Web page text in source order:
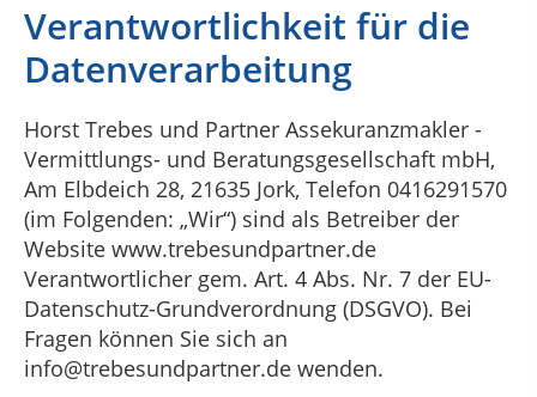
Verantwortlichkeit für die
Datenverarbeitung
Horst Trebes und Partner Assekuranzmakler -
Vermittlungs- und Beratungsgesellschaft mbH,
Am Elbdeich 28, 21635 Jork, Telefon 0416291570
(im Folgenden: „Wir“) sind als Betreiber der
Website www.trebesundpartner.de
Verantwortlicher gem. Art. 4 Abs. Nr. 7 der EU-
Datenschutz-Grundverordnung (DSGVO). Bei
Fragen können Sie sich an
info@trebesundpartner.de wenden.